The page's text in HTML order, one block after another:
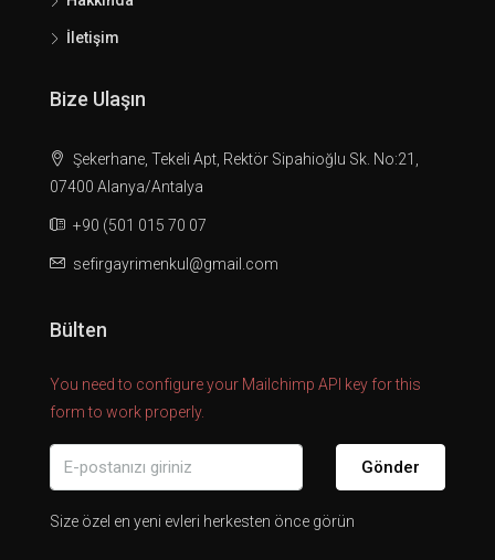
İletişim
Bize Ulaşın
Şekerhane, Tekeli Apt, Rektör Sipahioğlu Sk. No:21,
07400 Alanya/Antalya
+90 (501 015 70 07
sefirgayrimenkul@gmail.com
Bülten
You need to configure your Mailchimp API key for this
form to work properly.
Gönder
Size özel en yeni evleri herkesten önce görün